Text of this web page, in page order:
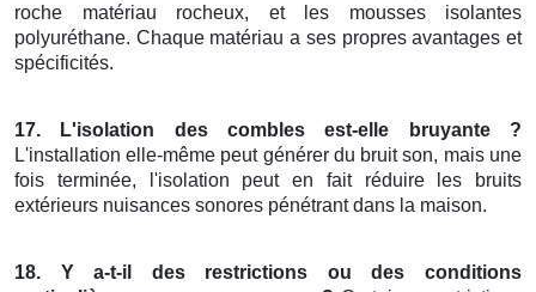
roche matériau rocheux, et les mousses isolantes
polyuréthane. Chaque matériau a ses propres avantages et
spécificités.
17. L'isolation des combles est-elle bruyante ?
L'installation elle-même peut générer du bruit son, mais une
fois terminée, l'isolation peut en fait réduire les bruits
extérieurs nuisances sonores pénétrant dans la maison.
18. Y a-t-il des restrictions ou des conditions